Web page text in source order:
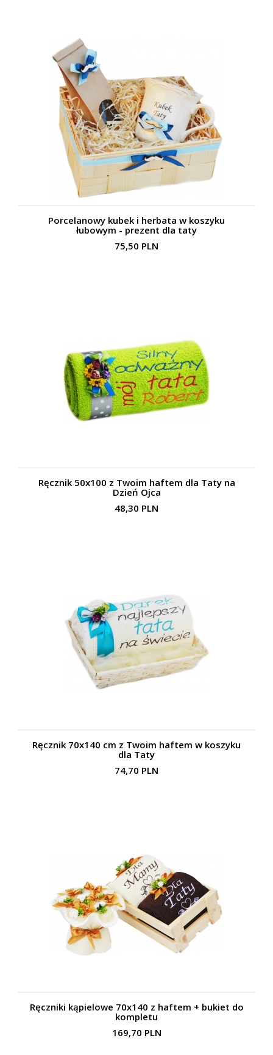
Porcelanowy kubek i herbata w koszyku
łubowym - prezent dla taty
75,50 PLN
Ręcznik 50x100 z Twoim haftem dla Taty na
Dzień Ojca
48,30 PLN
Ręcznik 70x140 cm z Twoim haftem w koszyku
dla Taty
74,70 PLN
Ręczniki kąpielowe 70x140 z haftem + bukiet do
kompletu
169,70 PLN